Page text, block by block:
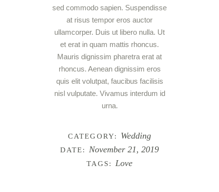
sed commodo sapien. Suspendisse
at risus tempor eros auctor
ullamcorper. Duis ut libero nulla. Ut
et erat in quam mattis rhoncus.
Mauris dignissim pharetra erat at
rhoncus. Aenean dignissim eros
quis elit volutpat, faucibus facilisis
nisl vulputate. Vivamus interdum id
urna.
CATEGORY: Wedding
DATE: November 21, 2019
TAGS: Love